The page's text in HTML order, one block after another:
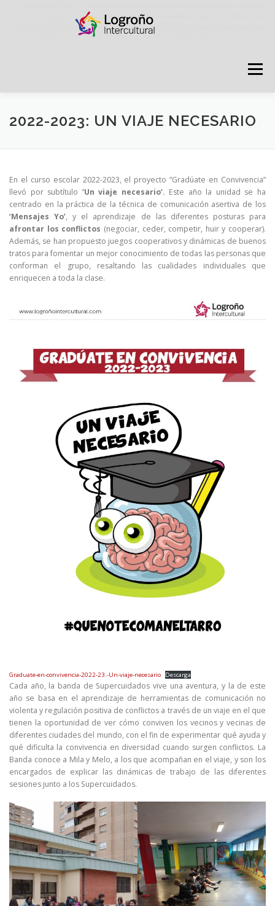
Menú
LOGROÑO INTERCULTURAL
GRADÚATE EN CONVIVENCIA CAMPAÑAS
RECURSOS PUNTO DE ACOGIDA
2022-2023: UN VIAJE NECESARIO
En el curso escolar 2022-2023, el proyecto “Gradúate en Convivencia”
llevó por subtítulo ‘Un viaje necesario’. Este año la unidad se ha
centrado en la práctica de la técnica de comunicación asertiva de los
‘Mensajes Yo’, y el aprendizaje de las diferentes posturas para
afrontar los conflictos (negociar, ceder, competir, huir y cooperar).
Además, se han propuesto juegos cooperativos y dinámicas de buenos
tratos para fomentar un mejor conocimiento de todas las personas que
conforman el grupo, resaltando las cualidades individuales que
enriquecen a toda la clase.
Graduate-en-convivencia-2022-23.-Un-viaje-necesario Descarga
Cada año, la banda de Supercuidados vive una aventura, y la de este
año se basa en el aprendizaje de herramientas de comunicación no
violenta y regulación positiva de conflictos a través de un viaje en el que
tienen la oportunidad de ver cómo conviven los vecinos y vecinas de
diferentes ciudades del mundo, con el fin de experimentar qué ayuda y
qué dificulta la convivencia en diversidad cuando surgen conflictos. La
Banda conoce a Mila y Melo, a los que acompañan en el viaje, y son los
encargados de explicar las dinámicas de trabajo de las diferentes
sesiones junto a los Supercuidados.